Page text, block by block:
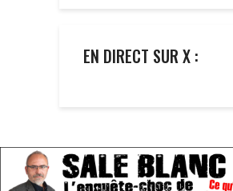
EN DIRECT SUR X :